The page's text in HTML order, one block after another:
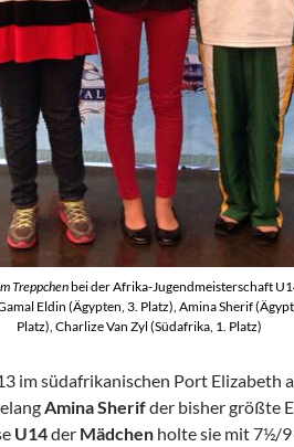
Treppchenbei der Afrika-Jugendmeisterschaft
Eldin (Ägypten, 3. Platz), Amina Sherif
Platz), Charlize Van Zyl (Südafrika, 1. Platz)
im südafrikanischen Port Elizabeth
Amina Sherifder bisher größte
U14der Mädchen holte sie mit 7½/